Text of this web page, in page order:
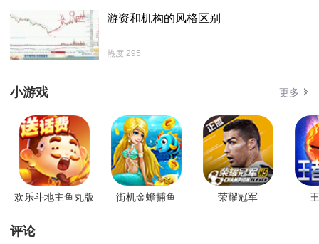
游资和机构的风格区别
热度 295
小游戏 更多
欢乐斗地主鱼丸版 街机金蟾捕鱼 荣耀冠军
评论